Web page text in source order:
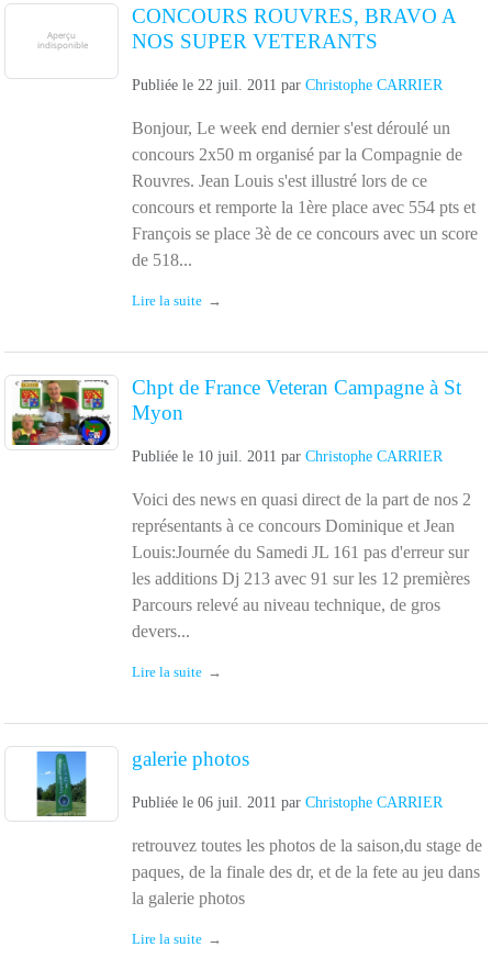
CONCOURS ROUVRES, BRAVO A
NOS SUPER VETERANTS
Publiée le 22 juil. 2011 par Christophe CARRIER
Bonjour, Le week end dernier s'est déroulé un
concours 2x50 m organisé par la Compagnie de
Rouvres. Jean Louis s'est illustré lors de ce
concours et remporte la 1ère place avec 554 pts et
François se place 3è de ce concours avec un score
de 518...
Lire la suite
Chpt de France Veteran Campagne à St
Myon
Publiée le 10 juil. 2011 par Christophe CARRIER
Voici des news en quasi direct de la part de nos 2
représentants à ce concours Dominique et Jean
Louis:Journée du Samedi JL 161 pas d'erreur sur
les additions Dj 213 avec 91 sur les 12 premières
Parcours relevé au niveau technique, de gros
devers...
Lire la suite
galerie photos
Publiée le 06 juil. 2011 par Christophe CARRIER
retrouvez toutes les photos de la saison,du stage de
paques, de la finale des dr, et de la fete au jeu dans
la galerie photos
Lire la suite